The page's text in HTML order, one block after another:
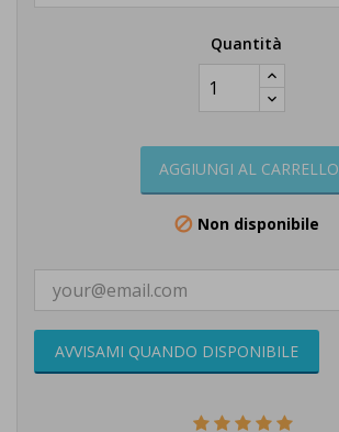
Quantità
AGGIUNGI AL CARRELLO
 Non disponibile
AVVISAMI QUANDO DISPONIBILE